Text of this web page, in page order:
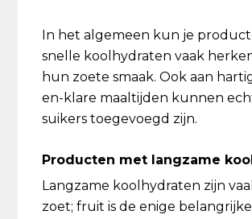
In het algemeen kun je
snelle koolhydraten vaak
hun zoete smaak. Ook aan
en-klare maaltijden kunnen
suikers toegevoegd zijn.
Producten met langzame
Langzame koolhydraten zijn
zoet; fruit is de enige belangrijke